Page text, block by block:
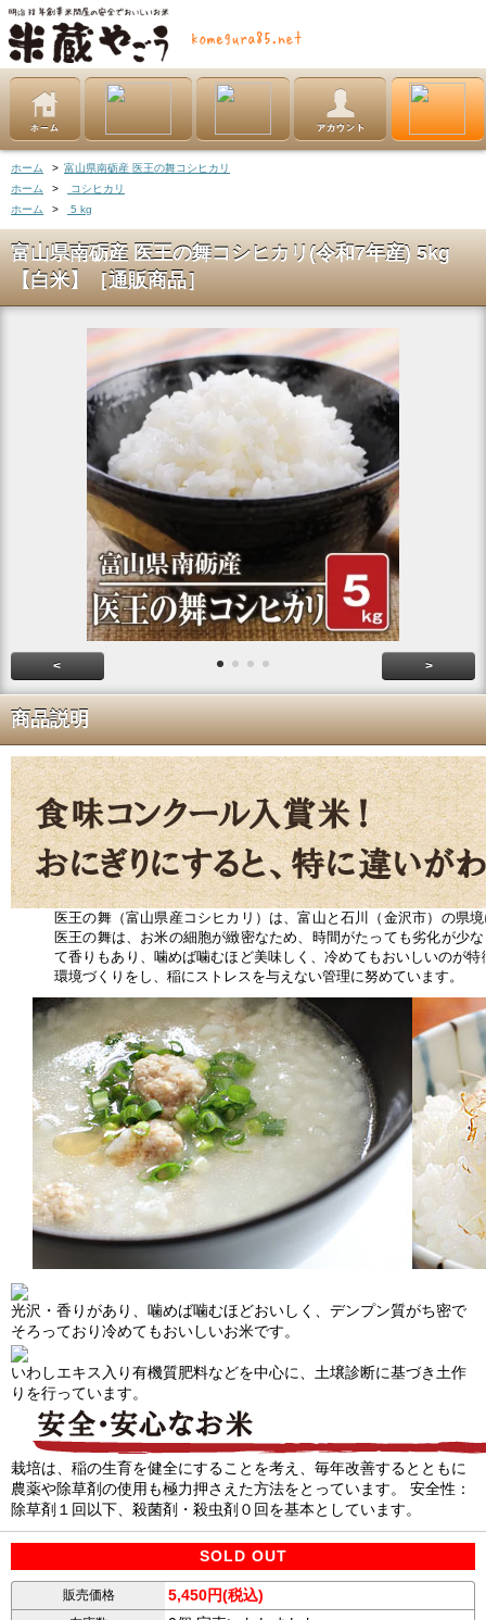
ホーム > 富山県南砺産 医王の舞コシヒカリ
ホーム
>
コシヒカリ
ホーム
> 5 kg
富山県南砺産 医王の舞コシヒカリ(令和7年産) 5kg
【白米】［通販商品］
< >
商品説明
医王の舞（富山県産コシヒカリ）は、富山と石川（金沢市）の県
医王の舞は、お米の細胞が緻密なため、時間がたっても劣化が少
て香りもあり、噛めば噛むほど美味しく、冷めてもおいしいのが
環境づくりをし、稲にストレスを与えない管理に努めています。
光沢・香りがあり、噛めば噛むほどおいしく、デンプン質がち密で
そろっており冷めてもおいしいお米です。
いわしエキス入り有機質肥料などを中心に、土壌診断に基づき土作
りを行っています。
栽培は、稲の生育を健全にすることを考え、毎年改善するとともに
農薬や除草剤の使用も極力押さえた方法をとっています。 安全性：
除草剤１回以下、殺菌剤・殺虫剤０回を基本としています。
SOLD OUT
販売価格 5,450円(税込)